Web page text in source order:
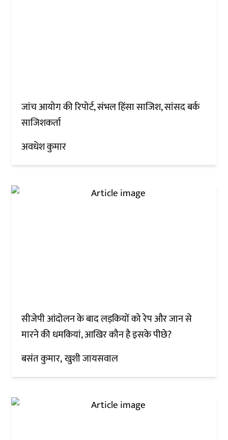
जांच आयोग की रिपोर्ट, संभल हिंसा साजिश, सांसद बर्क
साजिशकर्ता
अवधेश कुमार
सीजेपी आंदोलन के बाद लड़कियों को रेप और जान से
मारने की धमकियां, आखिर कौन है इसके पीछे?
बसंत कुमार खुशी जायसवाल